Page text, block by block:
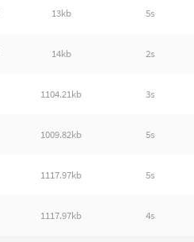
13kb 5s
14kb 2s
1104.21kb 3s
1009.82kb 5s
1117.97kb 5s
1117.97kb 4s